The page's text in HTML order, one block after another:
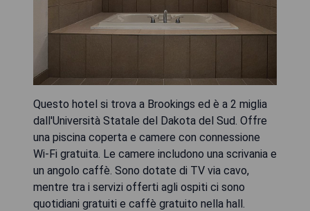
Questo hotel si trova a Brookings ed è a 2 miglia
dall'Università Statale del Dakota del Sud. Offre
una piscina coperta e camere con connessione
Wi-Fi gratuita. Le camere includono una scrivania e
un angolo caffè. Sono dotate di TV via cavo,
mentre tra i servizi offerti agli ospiti ci sono
quotidiani gratuiti e caffè gratuito nella hall.